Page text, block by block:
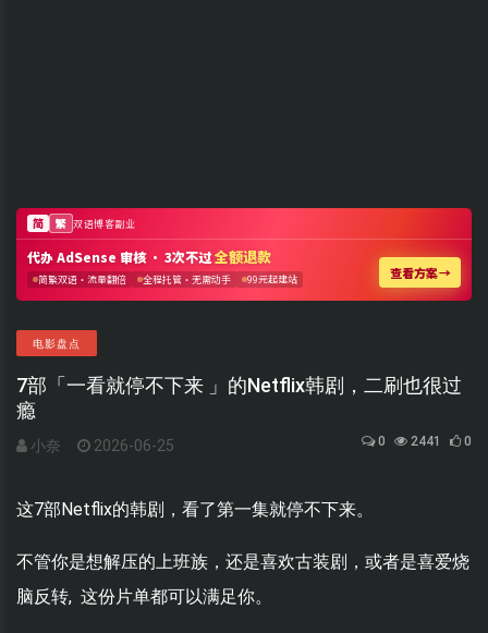
电影盘点
7部「一看就停不下来 」的Netflix韩剧，二刷也很过
瘾
小奈 2026-06-25 0 2441 0
这7部Netflix的韩剧，看了第一集就停不下来。
不管你是想解压的上班族，还是喜欢古装剧，或者是喜爱烧
脑反转, 这份片单都可以满足你。